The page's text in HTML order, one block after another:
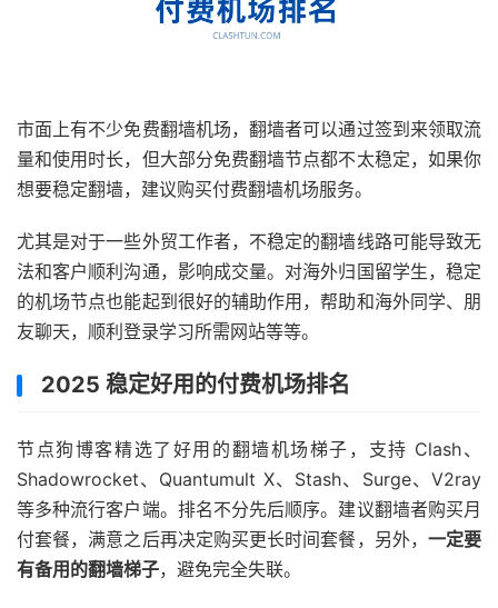
市面上有不少免费翻墙机场，翻墙者可以通过签到来领取流
量和使用时长，但大部分免费翻墙节点都不太稳定，如果你
想要稳定翻墙，建议购买付费翻墙机场服务。
尤其是对于一些外贸工作者，不稳定的翻墙线路可能导致无
法和客户顺利沟通，影响成交量。对海外归国留学生，稳定
的机场节点也能起到很好的辅助作用，帮助和海外同学、朋
友聊天，顺利登录学习所需网站等等。
2025 稳定好用的付费机场排名
节点狗博客精选了好用的翻墙机场梯子，支持 Clash、
Shadowrocket、Quantumult X、Stash、Surge、V2ray
等多种流行客户端。排名不分先后顺序。建议翻墙者购买月
付套餐，满意之后再决定购买更长时间套餐，另外， 一定要
有备用的翻墙梯子，避免完全失联。